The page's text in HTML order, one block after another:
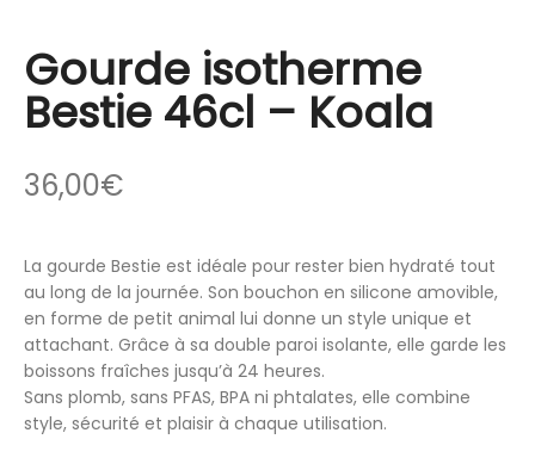
Gourde isotherme
Bestie 46cl – Koala
36,00€
La gourde Bestie est idéale pour rester bien hydraté tout
au long de la journée. Son bouchon en silicone amovible,
en forme de petit animal lui donne un style unique et
attachant. Grâce à sa double paroi isolante, elle garde les
boissons fraîches jusqu’à 24 heures.
Sans plomb, sans PFAS, BPA ni phtalates, elle combine
style, sécurité et plaisir à chaque utilisation.